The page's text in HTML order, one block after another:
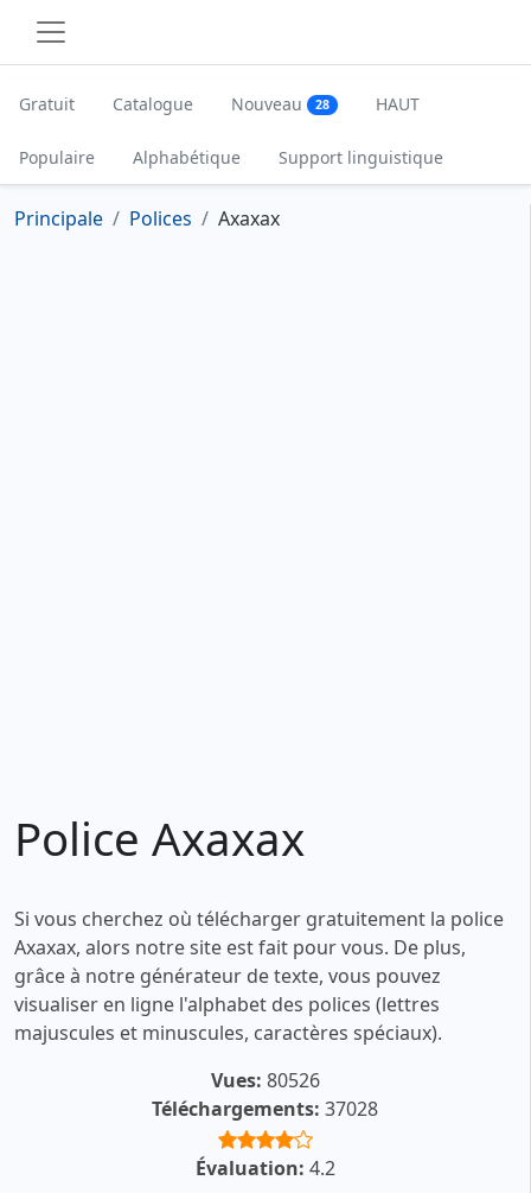
Gratuit Catalogue Nouveau 28 HAUT
Populaire Alphabétique Support linguistique
Principale Polices Axaxax
Police Axaxax
Si vous cherchez où télécharger gratuitement la police
Axaxax, alors notre site est fait pour vous. De plus,
grâce à notre générateur de texte, vous pouvez
visualiser en ligne l'alphabet des polices (lettres
majuscules et minuscules, caractères spéciaux).
Vues: 80526
Téléchargements: 37028
Évaluation: 4.2